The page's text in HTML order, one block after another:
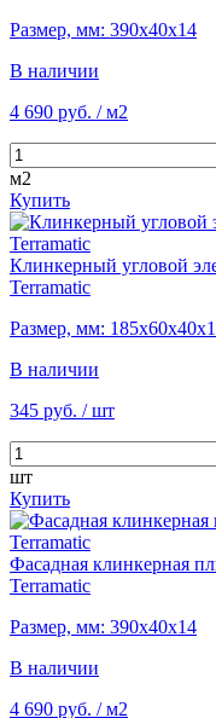
Размер, мм: 390х40х14
В наличии
4 690 руб. / м2
м2
Купить
Клинкерный угловой
Terramatic
Размер, мм:
В наличии
345 руб. / шт
шт
Купить
Фасадная клинкерная
Terramatic
Размер, мм: 390х40х14
В наличии
4 690 руб. / м2